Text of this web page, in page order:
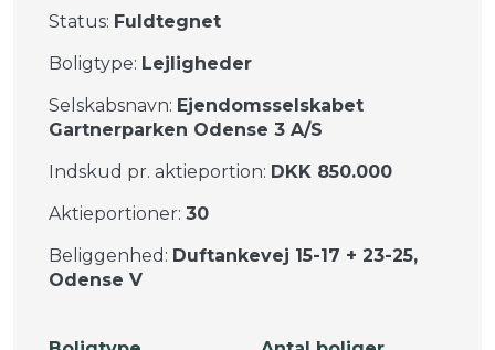
Status: Fuldtegnet
Boligtype: Lejligheder
Selskabsnavn: Ejendomsselskabet
Gartnerparken Odense 3 A/S
Indskud pr. aktieportion: DKK 850.000
Aktieportioner: 30
Beliggenhed: Duftankevej 15-17 + 23-25,
Odense V